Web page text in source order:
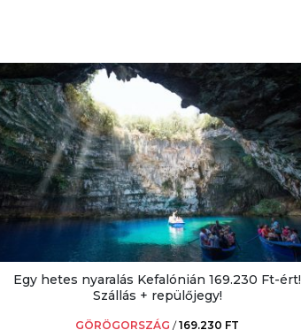
Egy hetes nyaralás Kefalónián 169.230 Ft-ért!
Szállás + repülőjegy!
GÖRÖGORSZÁG /169.230 FT